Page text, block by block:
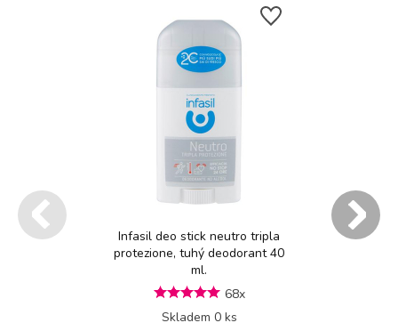
Infasil deo stick neutro tripla
protezione, tuhý deodorant 40
ml.
68x
Skladem 0 ks